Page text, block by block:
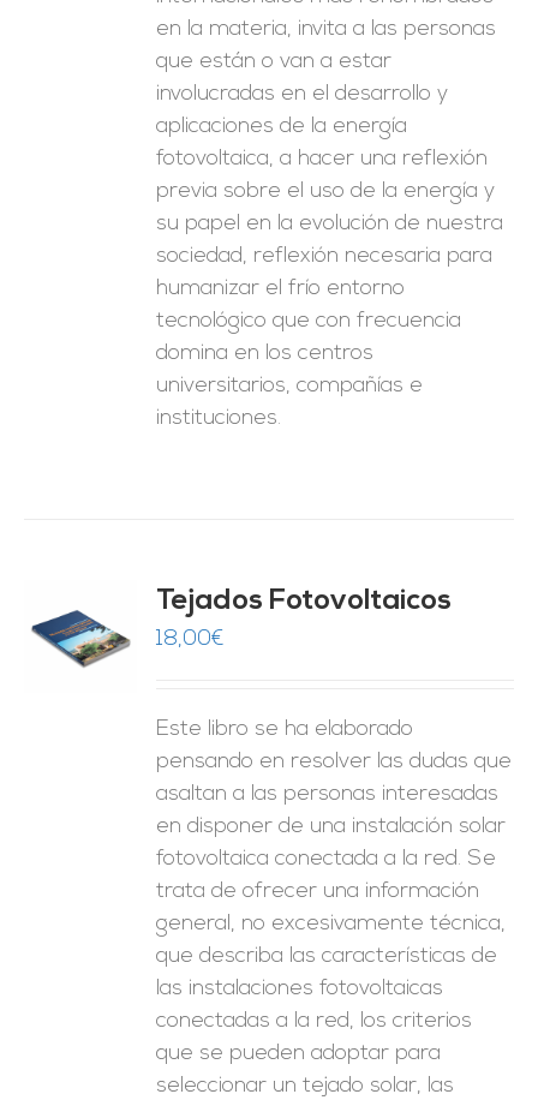
en la materia, invita a las personas
que están o van a estar
involucradas en el desarrollo y
aplicaciones de la energía
fotovoltaica, a hacer una reflexión
previa sobre el uso de la energía y
su papel en la evolución de nuestra
sociedad, reflexión necesaria para
humanizar el frío entorno
tecnológico que con frecuencia
domina en los centros
universitarios, compañías e
instituciones.
Tejados Fotovoltaicos
18,00€
Este libro se ha elaborado
pensando en resolver las dudas que
asaltan a las personas interesadas
en disponer de una instalación solar
fotovoltaica conectada a la red. Se
trata de ofrecer una información
general, no excesivamente técnica,
que describa las características de
las instalaciones fotovoltaicas
conectadas a la red, los criterios
que se pueden adoptar para
seleccionar un tejado solar, las